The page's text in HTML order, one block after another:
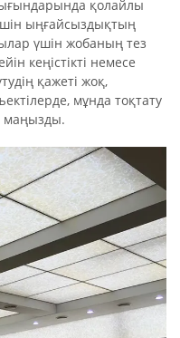
қолайлы
ыңғайсыздықтың
үшін жобаның тез
кеңістікті немесе
қажеті жоқ,
мұнда тоқтату
маңызды.